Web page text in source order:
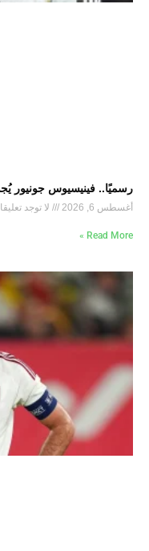
رسميًا.. فينيسيوس جونيور
أغسطس 6, 2026 لا توجد
Read More »